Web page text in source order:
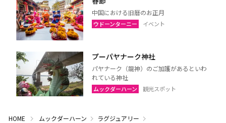
中国における旧暦のお正月
ウドーンターニー イベント
プーパヤナーク神社
パヤナーク（龍神）のご加護があるといわ
れている神社
ムックダーハーン 観光スポット
HOME ムックダーハーン
ラグジュアリー